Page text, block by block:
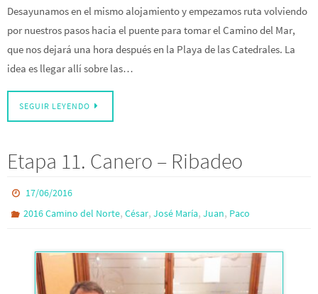
Desayunamos en el mismo alojamiento y empezamos ruta volviendo
por nuestros pasos hacia el puente para tomar el Camino del Mar,
que nos dejará una hora después en la Playa de las Catedrales. La
idea es llegar allí sobre las…
SEGUIR LEYENDO
Etapa 11. Canero – Ribadeo
17/06/2016
2016 Camino del Norte,César,José María,Juan, Paco